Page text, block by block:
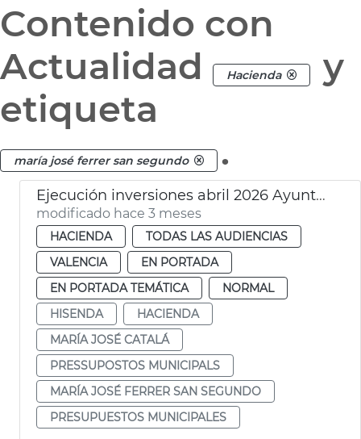
Contenido con
Actualidad
Hacienda
y
etiqueta
maría josé ferrer san segundo .
Ejecución inversiones abril 2026 Ayuntamiento València
modificado hace 3 meses
HACIENDA
TODAS LAS AUDIENCIAS
VALENCIA
EN PORTADA
EN PORTADA TEMÁTICA
NORMAL
HISENDA
HACIENDA
MARÍA JOSÉ CATALÁ
PRESSUPOSTOS MUNICIPALS
MARÍA JOSÉ FERRER SAN SEGUNDO
PRESUPUESTOS MUNICIPALES